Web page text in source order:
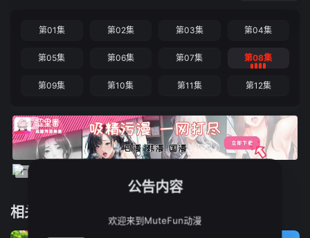
第01集 第02集 第03集 第04集
第05集 第06集 第07集 第08集
第09集 第10集 第11集 第12集
相关推荐
公告内容
欢迎来到MuteFun动漫